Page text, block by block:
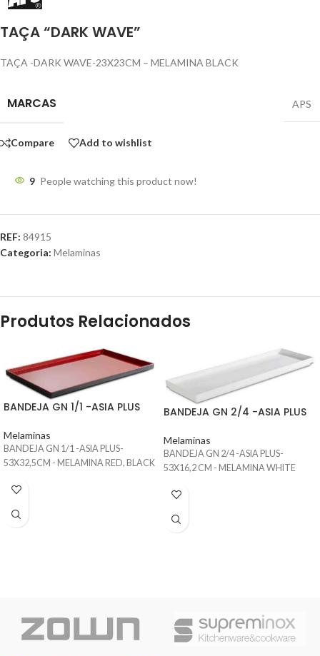
TAÇA “DARK WAVE”
TAÇA -DARK WAVE-23X23CM – MELAMINA BLACK
MARCAS APS
Compare Add to wishlist
9 People watching this product now!
REF: 84915
Categoria: Melaminas
Produtos Relacionados
BANDEJA GN 1/1 -ASIA PLUS
Melaminas
BANDEJA GN 1/1 -ASIA PLUS-
53X32,5CM - MELAMINA RED, BLACK
BANDEJA GN 2/4 -ASIA PLUS
Melaminas
BANDEJA GN 2/4 -ASIA PLUS-
53X16,2 CM - MELAMINA WHITE